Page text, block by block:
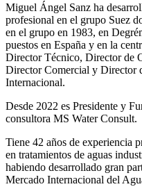
Miguel Ángel Sanz ha
profesional en el grupo Suez
en el grupo en 1983, en
puestos en España y en la
Director Técnico, Director de
Director Comercial y Director
Internacional.
Desde 2022 es Presidente y
consultora MS Water Consult.
Tiene 42 años de experiencia
en tratamientos de aguas
habiendo desarrollado gran
Mercado Internacional del